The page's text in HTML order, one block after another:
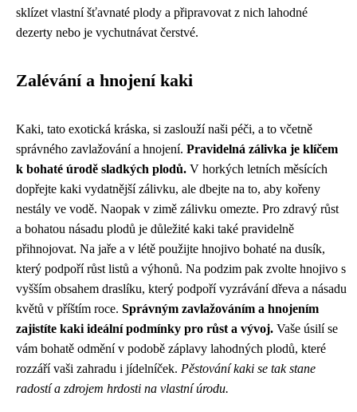
sklízet vlastní šťavnaté plody a připravovat z nich lahodné
dezerty nebo je vychutnávat čerstvé.
Zalévání a hnojení kaki
Kaki, tato exotická kráska, si zaslouží naši péči, a to včetně
správného zavlažování a hnojení. Pravidelná zálivka je klíčem
k bohaté úrodě sladkých plodů. V horkých letních měsících
dopřejte kaki vydatnější zálivku, ale dbejte na to, aby kořeny
nestály ve vodě. Naopak v zimě zálivku omezte. Pro zdravý růst
a bohatou násadu plodů je důležité kaki také pravidelně
přihnojovat. Na jaře a v létě použijte hnojivo bohaté na dusík,
který podpoří růst listů a výhonů. Na podzim pak zvolte hnojivo s
vyšším obsahem draslíku, který podpoří vyzrávání dřeva a násadu
květů v příštím roce. Správným zavlažováním a hnojením
zajistíte kaki ideální podmínky pro růst a vývoj. Vaše úsilí se
vám bohatě odmění v podobě záplavy lahodných plodů, které
rozzáří vaši zahradu i jídelníček. Pěstování kaki se tak stane
radostí a zdrojem hrdosti na vlastní úrodu.